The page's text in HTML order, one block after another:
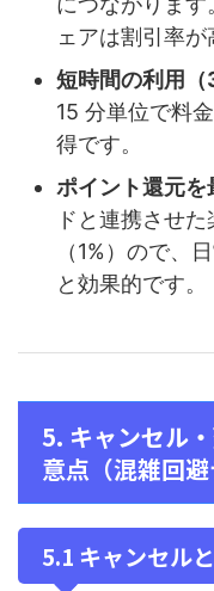
ェアは割引率が
短時間の利用（
15 分単位で料
得です。
ポイント還元を
ドと連携させ
（1%）ので、
と効果的です。
5. キャンセル
意点（混雑回避
5.1 キャンセル